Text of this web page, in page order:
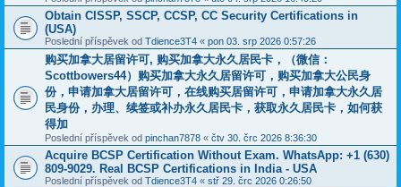
Obtain CISSP, SSCP, CCSP, CC Security Certifications in
(USA)
Poslední příspěvek od Tdience3T4 « pon 03. srp 2026 0:57:26
购买加拿大居留许可, 购买加拿大永久居民卡，（微信：
Scottbowers44）购买加拿大永久居留许可，购买加拿大公民身
份，申请加拿大居留许可，在线购买居留许可，申请加拿大永久居
民身份，办理、续签或补办永久居民卡，获取永久居民卡，如何获
得加
Poslední příspěvek od pinchan7878 « čtv 30. črc 2026 8:36:30
Acquire BCSP Certification Without Exam. WhatsApp: +1 (630)
809-9029. Real BCSP Certifications in India - USA
Poslední příspěvek od Tdience3T4 « stř 29. črc 2026 0:26:50